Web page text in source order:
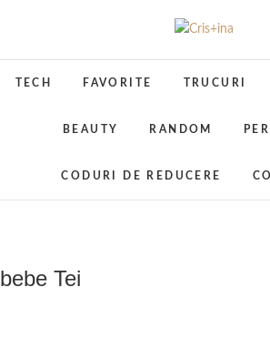
Cris+ina
TECH FAVORITE TRUCURI
BEAUTY RANDOM
CODURI DE REDUCERE
bebe Tei